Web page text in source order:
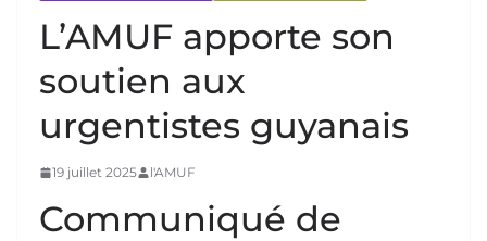
L’AMUF apporte son
soutien aux
urgentistes guyanais
19 juillet 2025 l'AMUF
Communiqué de